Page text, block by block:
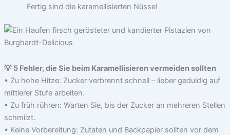
Fertig sind die karamellisierten Nüsse!
💡 5 Fehler, die Sie beim Karamellisieren vermeiden sollten
• Zu hohe Hitze: Zucker verbrennt schnell – lieber geduldig auf
mittlerer Stufe arbeiten.
• Zu früh rühren: Warten Sie, bis der Zucker an mehreren Stellen
schmilzt.
• Keine Vorbereitung: Zutaten und Backpapier sollten vor dem